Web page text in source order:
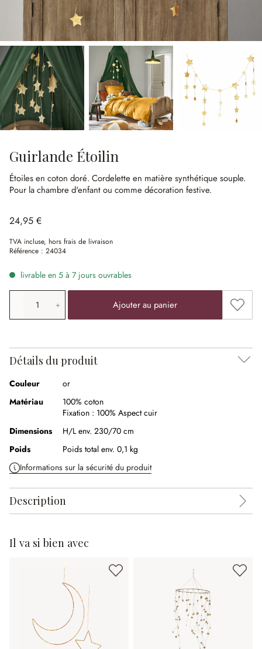
Guirlande Étoilin
Étoiles en coton doré. Cordelette en matière synthétique souple.
Pour la chambre d'enfant ou comme décoration festive.
24,95 €
TVA incluse, hors frais de livraison
Référence : 24034
livrable en 5 à 7 jours ouvrables
Quantité de produit: saisissez la valeur souhaitée ou
Ajouter au panier
Détails du produit
Couleur
or
Matériau
100% coton
Fixation : 100% Aspect cuir
Dimensions
H/L env. 230/70 cm
Poids
Poids total env. 0,1 kg
Informations sur la sécurité du produit
Description
Il va si bien avec